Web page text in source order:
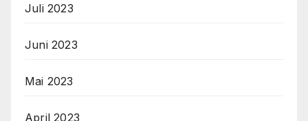
Juli 2023
Juni 2023
Mai 2023
April 2023